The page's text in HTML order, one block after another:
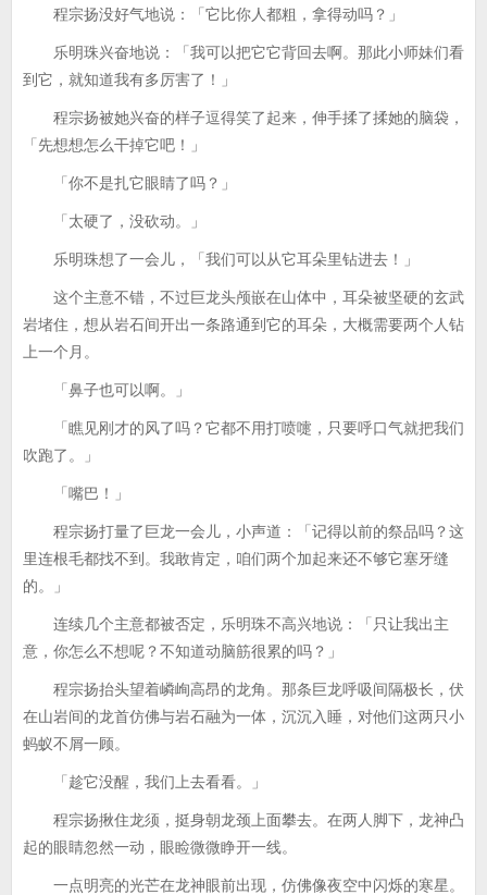
程宗扬没好气地说：「它比你人都粗，拿得动吗？」
乐明珠兴奋地说：「我可以把它它背回去啊。那此小师妹们看
到它，就知道我有多厉害了！」
程宗扬被她兴奋的样子逗得笑了起来，伸手揉了揉她的脑袋，
「先想想怎么干掉它吧！」
「你不是扎它眼睛了吗？」
「太硬了，没砍动。」
乐明珠想了一会儿，「我们可以从它耳朵里钻进去！」
这个主意不错，不过巨龙头颅嵌在山体中，耳朵被坚硬的玄武
岩堵住，想从岩石间开出一条路通到它的耳朵，大概需要两个人钻
上一个月。
「鼻子也可以啊。」
「瞧见刚才的风了吗？它都不用打喷嚏，只要呼口气就把我们
吹跑了。」
「嘴巴！」
程宗扬打量了巨龙一会儿，小声道：「记得以前的祭品吗？这
里连根毛都找不到。我敢肯定，咱们两个加起来还不够它塞牙缝
的。」
连续几个主意都被否定，乐明珠不高兴地说：「只让我出主
意，你怎么不想呢？不知道动脑筋很累的吗？」
程宗扬抬头望着嶙峋高昂的龙角。那条巨龙呼吸间隔极长，伏
在山岩间的龙首仿佛与岩石融为一体，沉沉入睡，对他们这两只小
蚂蚁不屑一顾。
「趁它没醒，我们上去看看。」
程宗扬揪住龙须，挺身朝龙颈上面攀去。在两人脚下，龙神凸
起的眼睛忽然一动，眼睑微微睁开一线。
一点明亮的光芒在龙神眼前出现，仿佛像夜空中闪烁的寒星。